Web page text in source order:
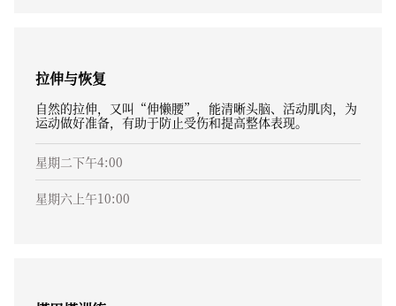
拉伸与恢复
自然的拉伸，又叫“伸懒腰”，能清晰头脑、活动肌肉，为
运动做好准备，有助于防止受伤和提高整体表现。
星期二下午4:00
星期六上午10:00